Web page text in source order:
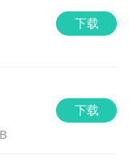
下载
下载